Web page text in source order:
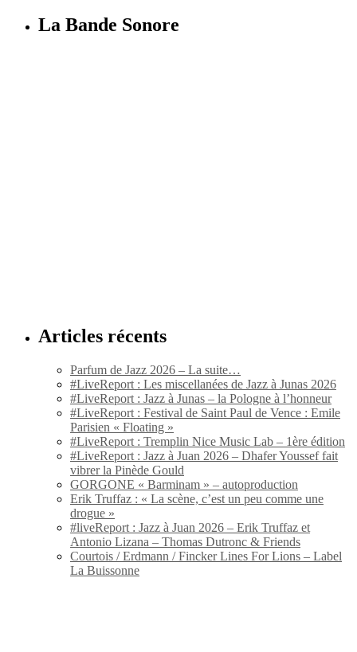
La Bande Sonore
Articles récents
Parfum de Jazz 2026 – La suite…
#LiveReport : Les miscellanées de Jazz à Junas 2026
#LiveReport : Jazz à Junas – la Pologne à l’honneur
#LiveReport : Festival de Saint Paul de Vence : Emile
Parisien « Floating »
#LiveReport : Tremplin Nice Music Lab – 1ère édition
#LiveReport : Jazz à Juan 2026 – Dhafer Youssef fait
vibrer la Pinède Gould
GORGONE « Barminam » – autoproduction
Erik Truffaz : « La scène, c’est un peu comme une
drogue »
#liveReport : Jazz à Juan 2026 – Erik Truffaz et
Antonio Lizana – Thomas Dutronc & Friends
Courtois / Erdmann / Fincker Lines For Lions – Label
La Buissonne